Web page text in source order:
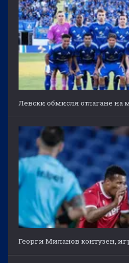
Левски обмисля отлагане на
Георги Миланов контузен,